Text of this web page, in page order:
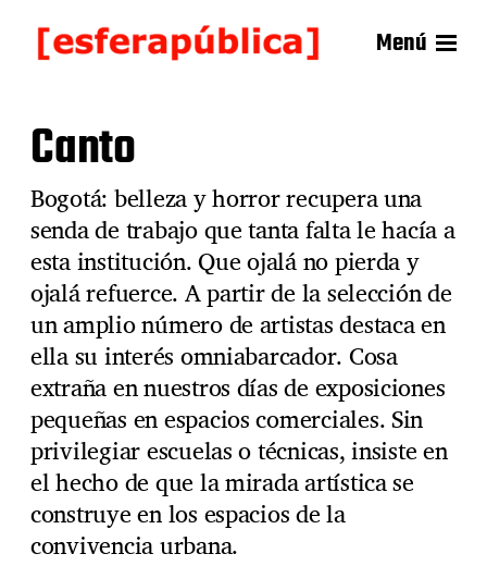
Menú
Canto
Bogotá: belleza y horror recupera una
senda de trabajo que tanta falta le hacía a
esta institución. Que ojalá no pierda y
ojalá refuerce. A partir de la selección de
un amplio número de artistas destaca en
ella su interés omniabarcador. Cosa
extraña en nuestros días de exposiciones
pequeñas en espacios comerciales. Sin
privilegiar escuelas o técnicas, insiste en
el hecho de que la mirada artística se
construye en los espacios de la
convivencia urbana.